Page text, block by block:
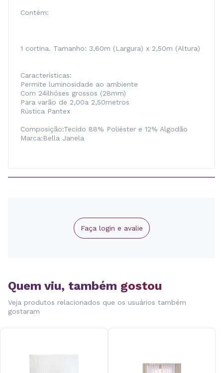
Contém:
1 cortina. Tamanho: 3,60m (Largura) x 2,50m (Altura)
Características:
Permite luminosidade ao ambiente
Com 24ilhóses grossos (28mm)
Para varão de 2,00a 2,50metros
Rústica Pantex
Composição:Tecido 88% Poliéster e 12% Algodão
Marca:Bella Janela
Faça login e avalie
Quem viu, também gostou
Veja produtos relacionados que os usuários também
gostaram